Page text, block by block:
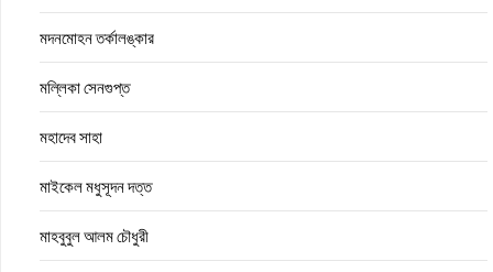
মদনমোহন তর্কালঙ্কার
মল্লিকা সেনগুপ্ত
মহাদেব সাহা
মাইকেল মধুসূদন দত্ত
মাহবুবুল আলম চৌধুরী